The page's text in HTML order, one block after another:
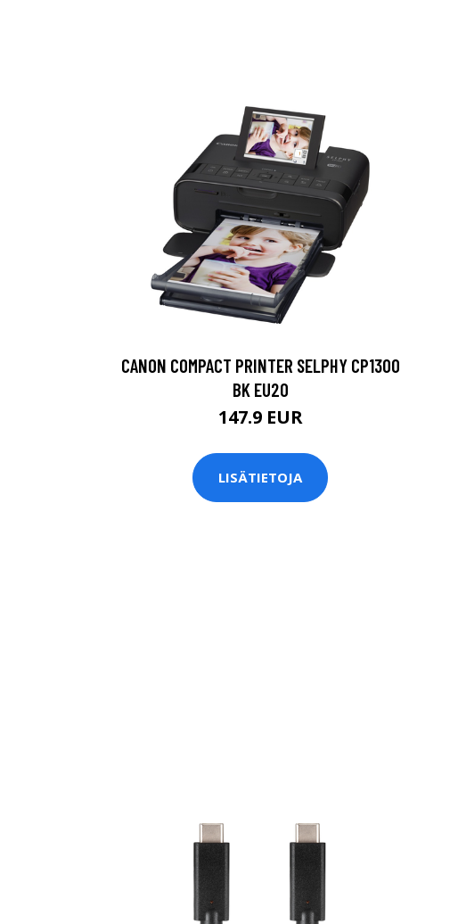
CANON COMPACT PRINTER SELPHY CP1300
BK EU20
147.9 EUR
LISÄTIETOJA